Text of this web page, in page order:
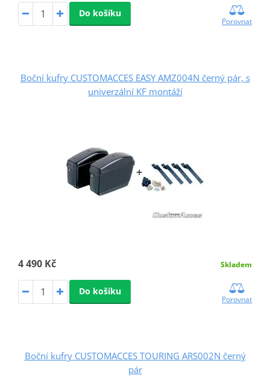
Do košíku
Porovnat
Boční kufry CUSTOMACCES EASY AMZ004N černý pár, s
univerzální KF montáží
4 490 Kč Skladem
Do košíku
Porovnat
Boční kufry CUSTOMACCES TOURING ARS002N černý
pár